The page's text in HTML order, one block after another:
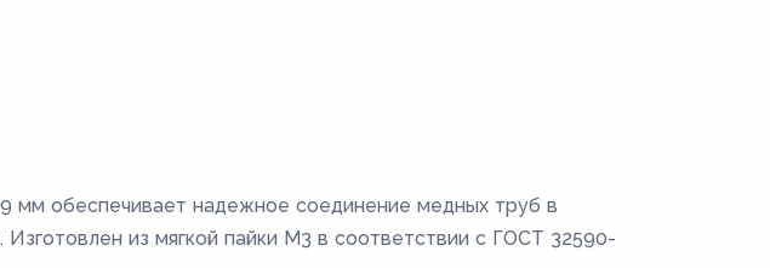
мм обеспечивает надежное соединение медных труб в
из мягкой пайки М3 в соответствии с ГОСТ 32590-